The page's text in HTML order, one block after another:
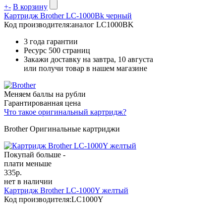
+- В корзину
Картридж Brother LC-1000Bk черный
Код производителя:аналог LC1000BK
3 года гарантии
Ресурс 500 страниц
Закажи доставку на завтра, 10 августа
или получи товар в нашем магазине
Меняем баллы на рубли
Гарантированная цена
Что такое оригинальный картридж?
Brother Оригинальные картриджи
Покупай больше -
плати меньше
335р.
нет в наличии
Картридж Brother LC-1000Y желтый
Код производителя:LC1000Y